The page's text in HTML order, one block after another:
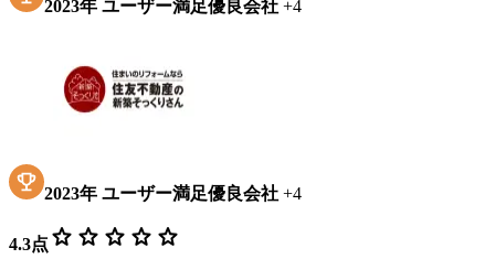
2023年 ユーザー満足優良会社 +4
2023年 ユーザー満足優良会社 +4
4.3点 star star star star star